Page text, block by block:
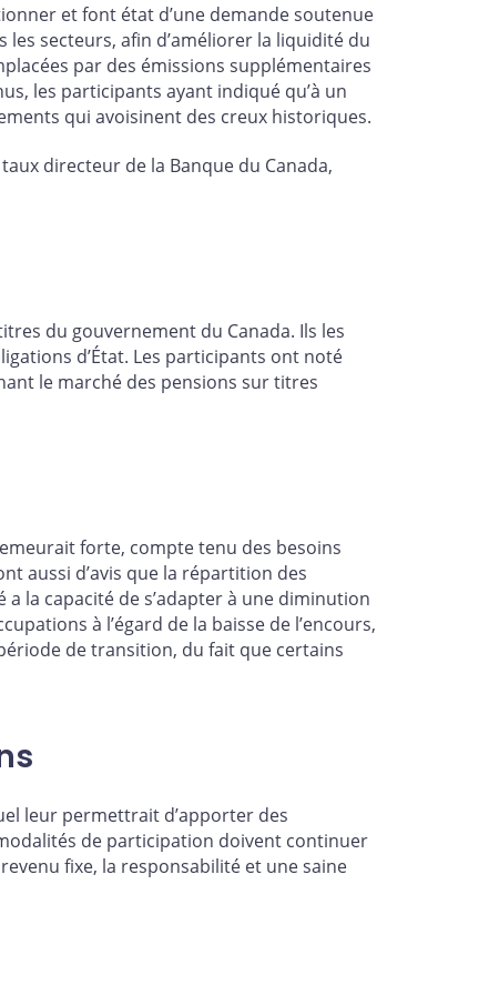
et font état d’une demande soutenue
secteurs, afin d’améliorer la liquidité du
par des émissions supplémentaires
les participants ayant indiqué qu’à un
qui avoisinent des creux historiques.
directeur de la Banque du Canada,
du gouvernement du Canada. Ils les
d’État. Les participants ont noté
le marché des pensions sur titres
forte, compte tenu des besoins
aussi d’avis que la répartition des
la capacité de s’adapter à une diminution
à l’égard de la baisse de l’encours,
de transition, du fait que certains
leur permettrait d’apporter des
de participation doivent continuer
fixe, la responsabilité et une saine